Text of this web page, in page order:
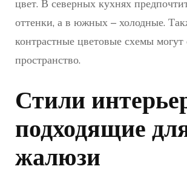
цвет. В северных кухнях
оттенки, а в южных – холодные.
контрастные цветовые схемы
пространство.
Стили
подходящие
жалюзи